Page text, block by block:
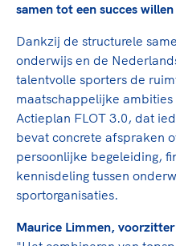
Sport gaat niet
Sport verenigt. Op
een rondje fietsen, door
de sportschool te gaan.
voor Sifan Hassan,
Groot en het
genieten van de
de halve marathon van
hockeywedstrijd van je
Lees verder
High5 Stappenplan
Ruimte voor sport
Clubondersteuning
Beroepskrachten
Samen voor een
sportomgeving
Voor welk gedrag staat
En wat mag vooral
Top
De TeamNL
De TeamNL Academie
ontwikkelprogramma
binnen TeamNL
bestuurders,
toekomstig kader.
samen tot een succes
Dankzij de structurele
onderwijs en de
talentvolle sporters de
maatschappelijke
Actieplan FLOT 3.0, dat
bevat concrete afspraken
persoonlijke begeleiding,
kennisdeling tussen
sportorganisaties.
Maurice Limmen,